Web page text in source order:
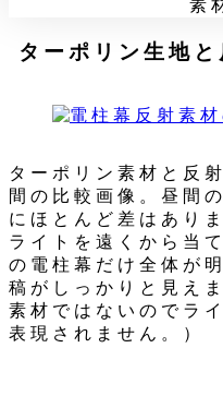
素
ターポリン生地
ターポリン素材と反
間の比較画像。昼間
にほとんど差はあり
ライトを遠くから当
の電柱幕だけ全体が
稿がしっかりと見え
素材ではないのでラ
表現されません。）